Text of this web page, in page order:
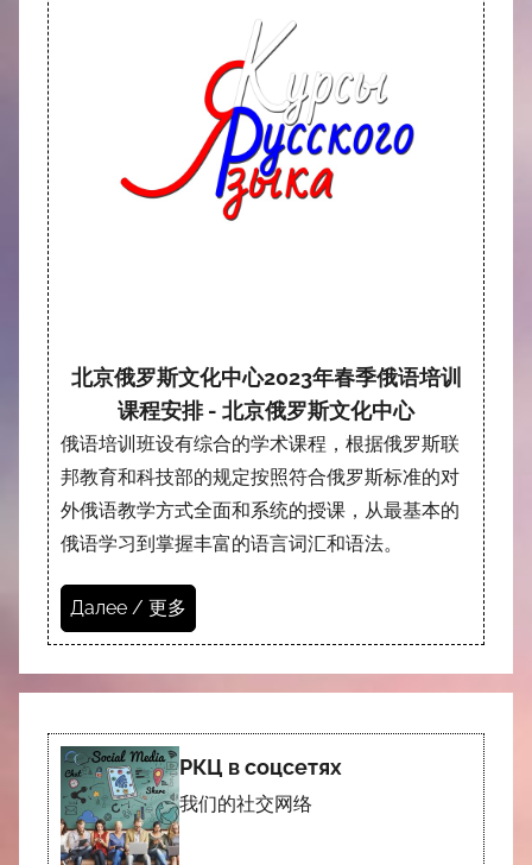
北京俄罗斯文化中心2023年春季俄语培训
课程安排 - 北京俄罗斯文化中心
俄语培训班设有综合的学术课程，根据俄罗斯联
邦教育和科技部的规定按照符合俄罗斯标准的对
外俄语教学方式全面和系统的授课，从最基本的
俄语学习到掌握丰富的语言词汇和语法。
Далее / 更多
РКЦ в соцсетях
我们的社交网络